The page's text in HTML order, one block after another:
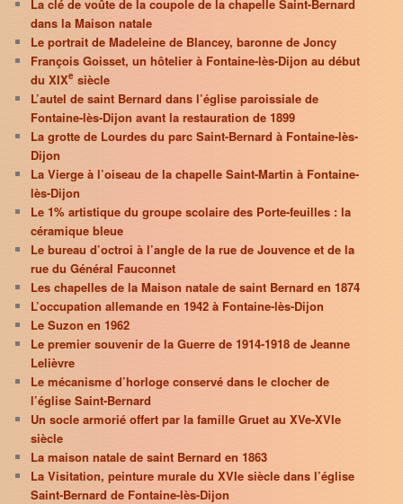
La clé de voûte de la coupole de la chapelle Saint-Bernard
dans la Maison natale
Le portrait de Madeleine de Blancey, baronne de Joncy
François Goisset, un hôtelier à Fontaine-lès-Dijon au début
du XIXe siècle
L’autel de saint Bernard dans l’église paroissiale de
Fontaine-lès-Dijon avant la restauration de 1899
La grotte de Lourdes du parc Saint-Bernard à Fontaine-lès-
Dijon
La Vierge à l’oiseau de la chapelle Saint-Martin à Fontaine-
lès-Dijon
Le 1% artistique du groupe scolaire des Porte-feuilles : la
céramique bleue
Le bureau d’octroi à l’angle de la rue de Jouvence et de la
rue du Général Fauconnet
Les chapelles de la Maison natale de saint Bernard en 1874
L’occupation allemande en 1942 à Fontaine-lès-Dijon
Le Suzon en 1962
Le premier souvenir de la Guerre de 1914-1918 de Jeanne
Lelièvre
Le mécanisme d’horloge conservé dans le clocher de
l’église Saint-Bernard
Un socle armorié offert par la famille Gruet au XVe-XVIe
siècle
La maison natale de saint Bernard en 1863
La Visitation, peinture murale du XVIe siècle dans l’église
Saint-Bernard de Fontaine-lès-Dijon